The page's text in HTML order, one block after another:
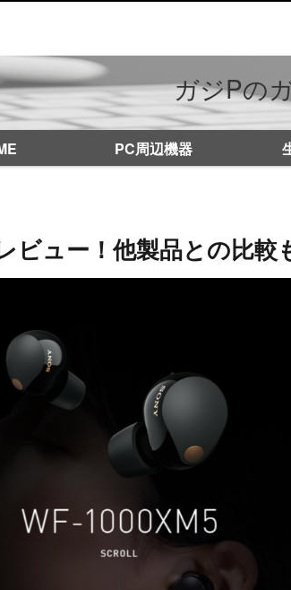
ガジPの
PC周辺機器
ビュー！他製品との比較